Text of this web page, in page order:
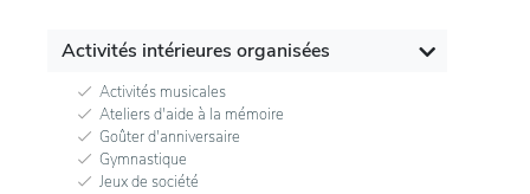
Activités intérieures organisées
Activités musicales
Ateliers d'aide à la mémoire
Goûter d'anniversaire
Gymnastique
Jeux de société